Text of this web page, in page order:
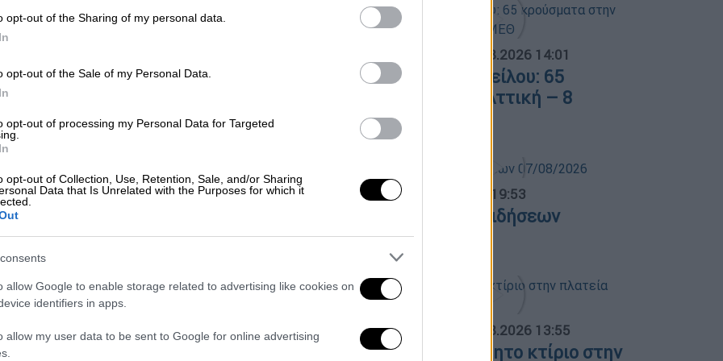
opt-out of the Sharing of my personal data.
opt-out of the Sale of my Personal Data.
opt-out of processing my Personal Data for Targeted
opt-out of Collection, Use, Retention, Sale, and/or Sharing
Data that Is Unrelated with the Purposes for which it
allow Google to enable storage related to advertising like cookies on
identifiers in apps.
allow my user data to be sent to Google for online advertising
καθεστώτος που ίδρυσε ο Χοµεϊνί
30 χρόνια από τη φάτουα του
Χομεϊνί που άνοιξε τον «Ασκό του
Αιόλου»
Στις 14 Φεβρουαρίου 1989 ο
πνευματικός ηγέτης του Ιράν,
08.08.2026 14:01
Ιός του Δυτικού Νείλου: 65
κρούσματα στην Αττική – 8
ασθενείς σε ΜΕΘ
Κεντρικό... 07.08.2026 19:53
Κεντρικό δελτίο ειδήσεων
07/08/2026
ΑΠΟΣΠΑΣΜΑΤΑ... 08.08.2026 13:55
Φωτιά σε ακατοίκητο κτίριο στην